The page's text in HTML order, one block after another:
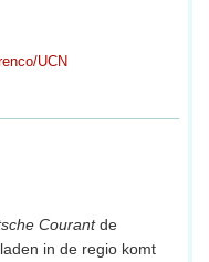
UCN
Courantde
in de regio komt